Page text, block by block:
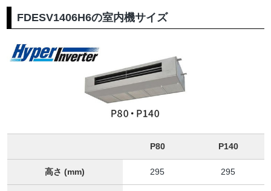
FDESV1406H6の室内機サイズ
P80 P140
高さ (mm) 295 295